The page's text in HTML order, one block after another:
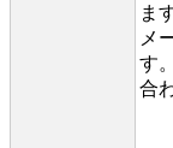
ま
メ
す
合